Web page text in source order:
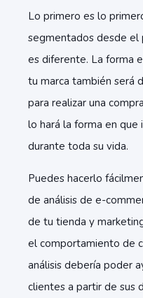
Lo primero es lo
segmentados desde el
es diferente. La forma
tu marca también será
para realizar una
lo hará la forma en que
durante toda su vida.
Puedes hacerlo
de análisis de e-
de tu tienda y
el comportamiento de
análisis debería poder
clientes a partir de sus